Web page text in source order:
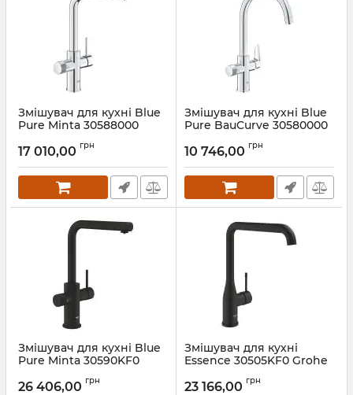
Змішувач для кухні Blue
Pure Minta 30588000
Артикул:30588000
17 010,00 грн
Змішувач для кухні Blue
Pure BauCurve 30580000
Артикул:30580000
10 746,00 грн
Змішувач для кухні Blue
Pure Minta 30590KF0
Артикул:30590KF0
26 406,00 грн
Змішувач для кухні
Essence 30505KF0 Grohe
23 166,00 грн